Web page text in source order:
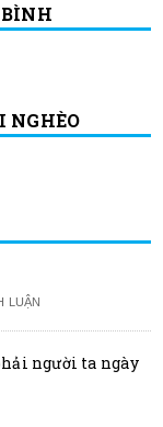
BÌNH
NGHÈO
LUẬN
người ta ngày